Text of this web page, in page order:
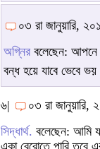
০৩ রা জানুয়ারি,
অগ্নির বলেছেন: আপনে
বন্ধ হয়ে যাবে ভেবে ভয়
৬|
০৩ রা
সিদ্ধার্থ. বলেছেন: আমি